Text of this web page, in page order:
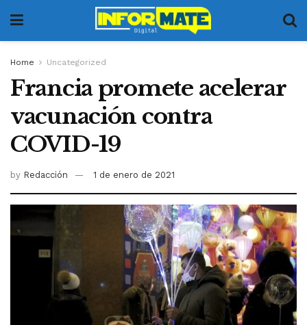
Home Uncategorized
Francia promete acelerar
vacunación contra
COVID-19
by Redacción 1 de enero de 2021